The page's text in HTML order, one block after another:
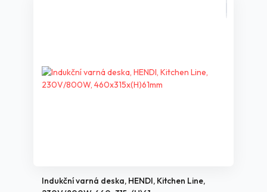
Indukční varná deska, HENDI, Kitchen Line,